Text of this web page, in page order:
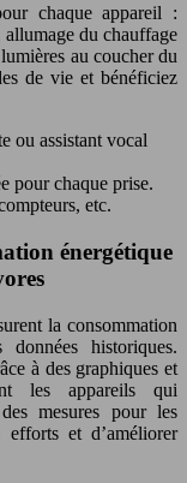
chaque appareil :
du chauffage
au coucher du
de vie et bénéficiez
ou assistant vocal
pour chaque prise.
etc.
énergétique
la consommation
historiques.
à des graphiques et
les appareils qui
mesures pour les
et d’améliorer